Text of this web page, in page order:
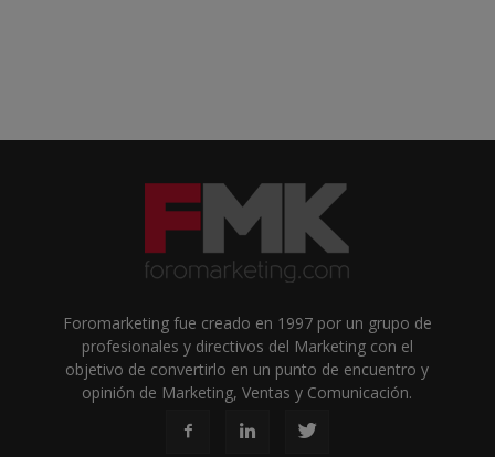
Foromarketing fue creado en 1997 por un grupo de
profesionales y directivos del Marketing con el
objetivo de convertirlo en un punto de encuentro y
opinión de Marketing, Ventas y Comunicación.